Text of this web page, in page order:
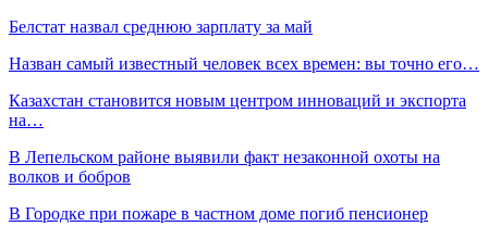
Белстат назвал среднюю зарплату за май
Назван самый известный человек всех времен: вы точно его…
Казахстан становится новым центром инноваций и экспорта
на…
В Лепельском районе выявили факт незаконной охоты на
волков и бобров
В Городке при пожаре в частном доме погиб пенсионер